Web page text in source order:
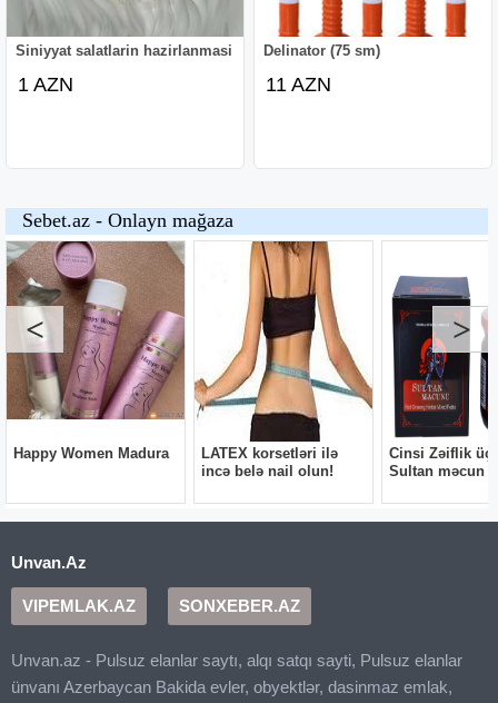
Siniyyat salatlarin hazirlanmasi
1 AZN
Delinator (75 sm)
11 AZN
Unvan.Az
VIPEMLAK.AZ SONXEBER.AZ
Unvan.az - Pulsuz elanlar saytı, alqı satqı sayti, Pulsuz elanlar
ünvanı Azerbaycan Bakida evler, obyektlər, dasinmaz emlak,